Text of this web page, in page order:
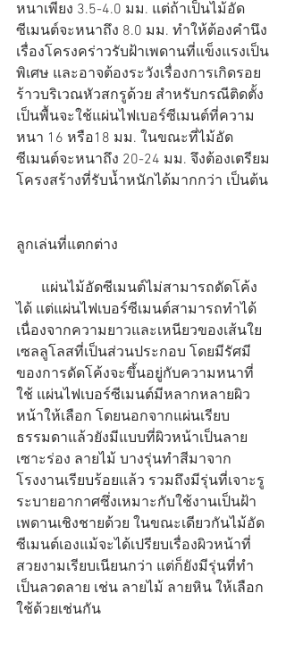
หนาเพียง 3.5-4.0 มม. แต่ถ้าเป็นไม้อัด
ซีเมนต์จะหนาถึง 8.0 มม. ทำให้ต้องคำนึง
เรื่องโครงคร่าวรับฝ้าเพดานที่แข็งแรงเป็น
พิเศษ และอาจต้องระวังเรื่องการเกิดรอย
ร้าวบริเวณหัวสกรูด้วย สำหรับกรณีติดตั้ง
เป็นพื้นจะใช้แผ่นไฟเบอร์ซีเมนต์ที่ความ
หนา 16 หรือ18 มม. ในขณะที่ไม้อัด
ซีเมนต์จะหนาถึง 20-24 มม. จึงต้องเตรียม
โครงสร้างที่รับน้ำหนักได้มากกว่า เป็นต้น
ลูกเล่นที่แตกต่าง
ได้ แต่แผ่นไฟเบอร์ซีเมนต์สามารถทำได้
เนื่องจากความยาวและเหนียวของเส้นใย
เซลลูโลสที่เป็นส่วนประกอบ โดยมีรัศมี
ของการดัดโค้งจะขึ้นอยู่กับความหนาที่
ใช้ แผ่นไฟเบอร์ซีเมนต์มีหลากหลายผิว
หน้าให้เลือก โดยนอกจากแผ่นเรียบ
ธรรมดาแล้วยังมีแบบที่ผิวหน้าเป็นลาย
เซาะร่อง ลายไม้ บางรุ่นทำสีมาจาก
โรงงานเรียบร้อยแล้ว รวมถึงมีรุ่นที่เจาะรู
ระบายอากาศซึ่งเหมาะกับใช้งานเป็นฝ้า
เพดานเชิงชายด้วย ในขณะเดียวกันไม้อัด
ซีเมนต์เองแม้จะได้เปรียบเรื่องผิวหน้าที่
สวยงามเรียบเนียนกว่า แต่ก็ยังมีรุ่นที่ทำ
เป็นลวดลาย เช่น ลายไม้ ลายหิน ให้เลือก
ใช้ด้วยเช่นกัน